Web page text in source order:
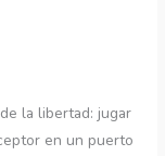
la libertad: jugar
en un puerto